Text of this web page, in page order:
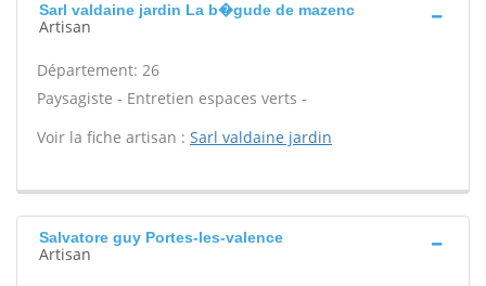
Sarl valdaine jardin La b�gude de mazenc
Artisan
Département: 26
Paysagiste - Entretien espaces verts -
Voir la fiche artisan : Sarl valdaine jardin
Salvatore guy Portes-les-valence
Artisan